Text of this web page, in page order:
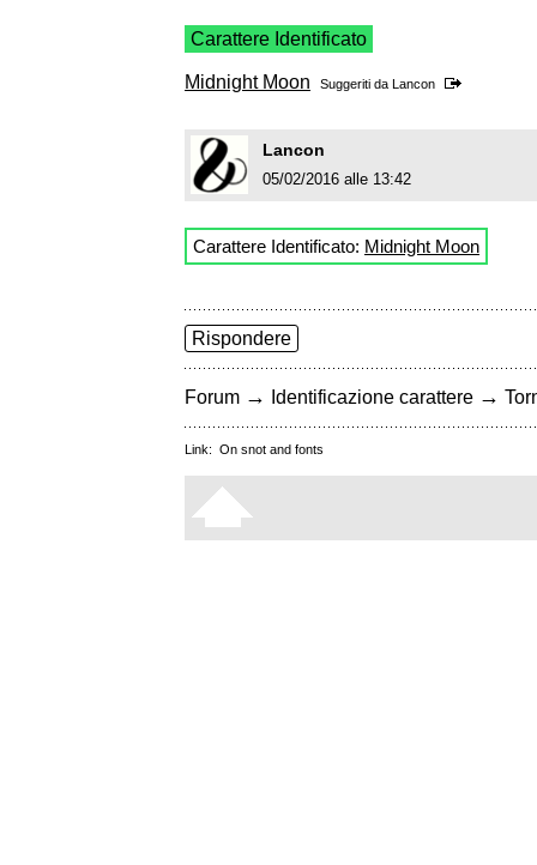
Carattere Identificato
Midnight Moon Suggeriti da Lancon
Lancon
05/02/2016 alle 13:42
Carattere Identificato: Midnight Moon
Rispondere
Forum → Identificazione carattere →
Link: On snot and fonts